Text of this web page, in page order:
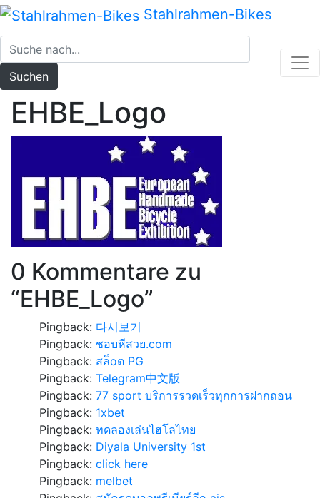
Zum
Inhalt
springen
Stahlrahmen-Bikes
Suchen
EHBE_Logo
0 Kommentare zu
“EHBE_Logo”
Pingback: 다시보기
Pingback: ชอบหีสวย.com
Pingback: สล็oต PG
Pingback: Telegram中文版
Pingback: 77 sport บริการรวดเร็วทุกการฝากถอน
Pingback: 1xbet
Pingback: ทดลองเล่นไฮโลไทย
Pingback: Diyala University 1st
Pingback: click here
Pingback: melbet